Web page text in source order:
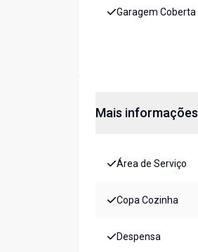
Garagem Coberta
Mais informações
Área de Serviço
Copa Cozinha
Despensa